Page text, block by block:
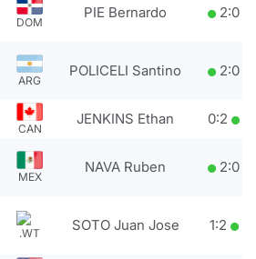
DOM
PIE Bernardo 2:0
ARG
POLICELI Santino 2:0
CAN
JENKINS Ethan 0:2
MEX
NAVA Ruben 2:0
.WT SOTO Juan Jose 1:2